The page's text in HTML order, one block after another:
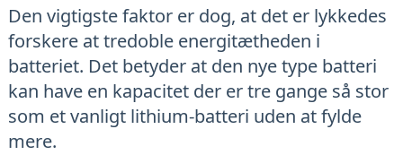
Den vigtigste faktor er dog, at det er lykkedes
forskere at tredoble energitætheden i
batteriet. Det betyder at den nye type batteri
kan have en kapacitet der er tre gange så stor
som et vanligt lithium-batteri uden at fylde
mere.